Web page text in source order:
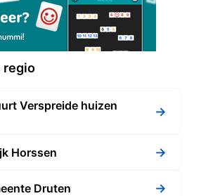
regio
Verspreide huizen
→
Horssen →
Druten →